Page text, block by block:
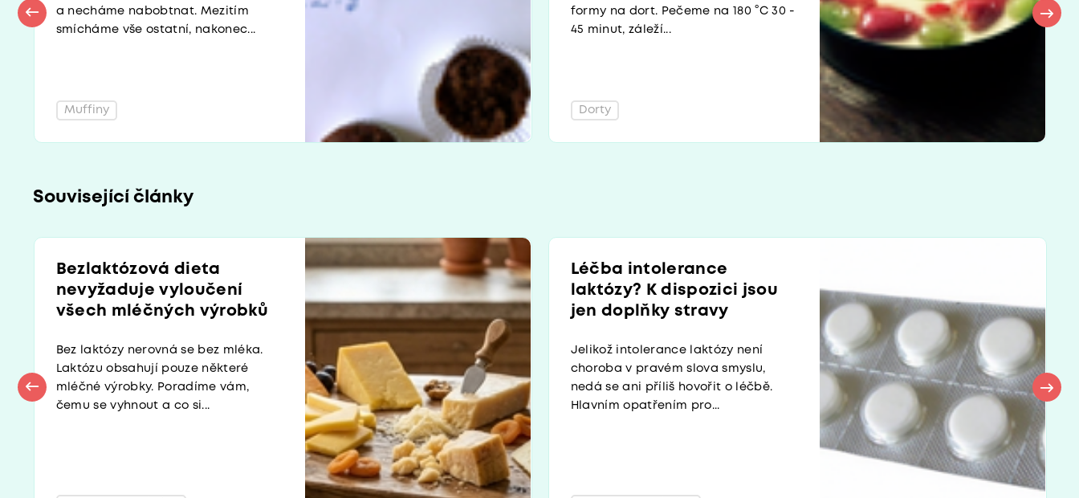
a necháme nabobtnat. Mezitím
smícháme vše ostatní, nakonec...
Muffiny
formy na dort. Pečeme na 180 °C 30 -
45 minut, záleží...
Dorty
Související články
Bezlaktózová dieta
nevyžaduje vyloučení
všech mléčných výrobků
Bez laktózy nerovná se bez mléka.
Laktózu obsahují pouze některé
mléčné výrobky. Poradíme vám,
čemu se vyhnout a co si...
Léčba intolerance
laktózy? K dispozici jsou
jen doplňky stravy
Jelikož intolerance laktózy není
choroba v pravém slova smyslu,
nedá se ani příliš hovořit o léčbě.
Hlavním opatřením pro...